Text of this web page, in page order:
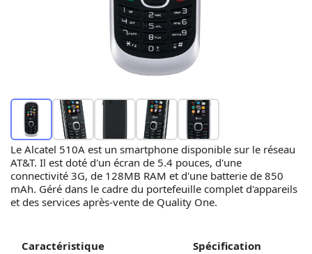
Le Alcatel 510A est un smartphone disponible sur le réseau
AT&T. Il est doté d'un écran de 5.4 pouces, d'une
connectivité 3G, de 128MB RAM et d'une batterie de 850
mAh. Géré dans le cadre du portefeuille complet d'appareils
et des services après-vente de Quality One.
Caractéristique Spécification